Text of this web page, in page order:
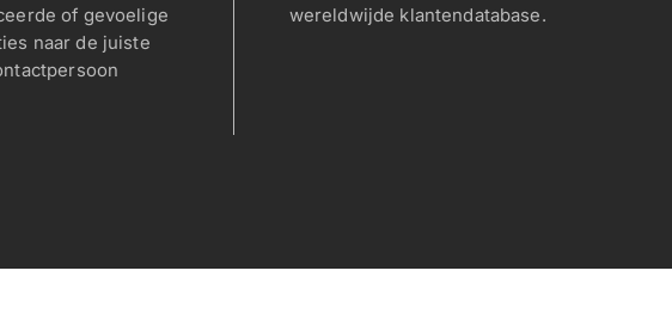
of gevoelige
naar de juiste
wereldwijde klantendatabase.